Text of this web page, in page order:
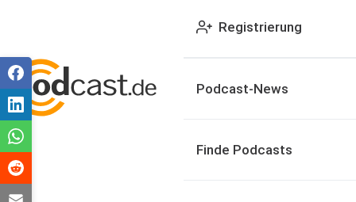
Registrierung
Podcast-News
Finde Podcasts